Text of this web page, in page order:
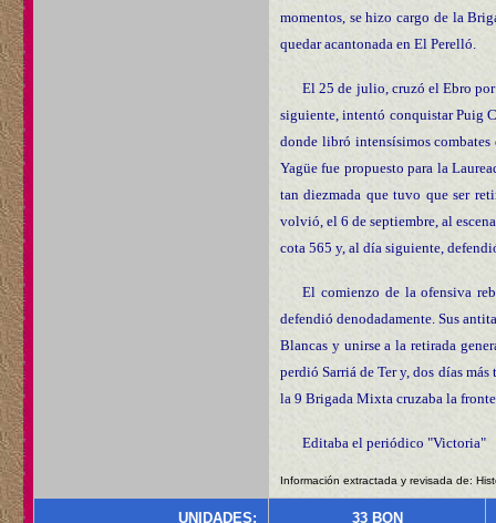
momentos, se hizo cargo de la
quedar acantonada en El Perelló.
El 25 de julio, cruzó el Ebro
siguiente, intentó conquistar Puig
donde libró intensísimos combates
Yagüe fue propuesto para la
tan diezmada que tuvo que ser
volvió, el 6 de septiembre, al
cota 565 y, al día siguiente,
El comienzo de la ofensiva
defendió denodadamente. Sus
Blancas y unirse a la retirada
perdió Sarriá de Ter y, dos días
la 9 Brigada Mixta cruzaba la
Editaba el periódico "Victoria"
Información extractada y revisada de:
UNIDADES: 33 BON